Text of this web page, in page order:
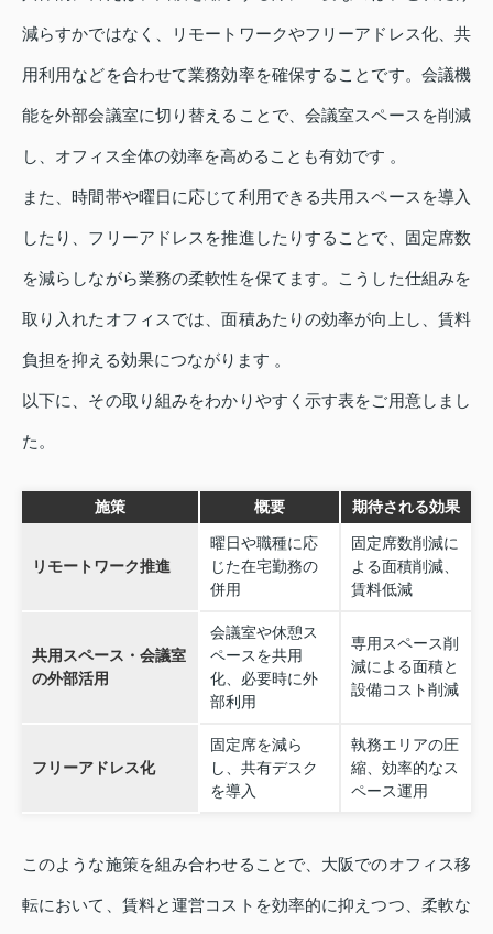
減らすかではなく、リモートワークやフリーアドレス化、共
用利用などを合わせて業務効率を確保することです。会議機
能を外部会議室に切り替えることで、会議室スペースを削減
し、オフィス全体の効率を高めることも有効です 。
また、時間帯や曜日に応じて利用できる共用スペースを導入
したり、フリーアドレスを推進したりすることで、固定席数
を減らしながら業務の柔軟性を保てます。こうした仕組みを
取り入れたオフィスでは、面積あたりの効率が向上し、賃料
負担を抑える効果につながります 。
以下に、その取り組みをわかりやすく示す表をご用意しまし
た。
施策 概要 期待される効果
リモートワーク推進
曜日や職種に応
じた在宅勤務の
併用
固定席数削減に
よる面積削減、
賃料低減
共用スペース・会議室
の外部活用
会議室や休憩ス
ペースを共用
化、必要時に外
部利用
専用スペース削
減による面積と
設備コスト削減
フリーアドレス化
固定席を減ら
し、共有デスク
を導入
執務エリアの圧
縮、効率的なス
ペース運用
このような施策を組み合わせることで、大阪でのオフィス移
転において、賃料と運営コストを効率的に抑えつつ、柔軟な